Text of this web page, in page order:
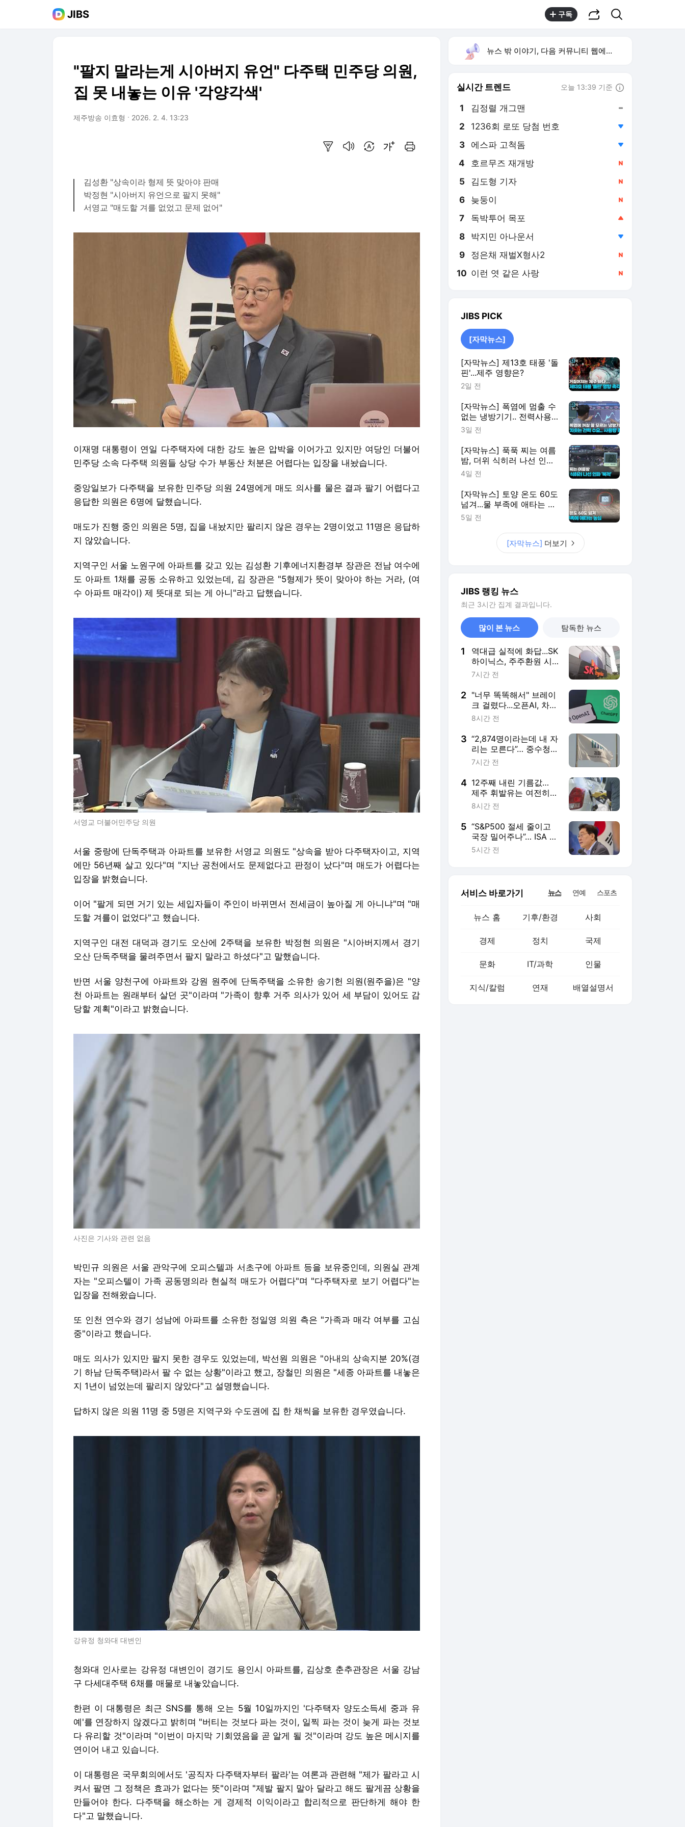
JIBS 구독
"팔지 말라는게 시아버지 유언" 다주택 민주당 의원,
집 못 내놓는 이유 '각양각색'
제주방송 이효형 2026. 2. 4. 13:23
김성환 "상속이라 형제 뜻 맞아야 판매
박정현 "시아버지 유언으로 팔지 못해"
서영교 "매도할 겨를 없었고 문제 없어"
이재명 대통령이 연일 다주택자에 대한 강도 높은 압박을 이어가고 있지만 여당인 더불어
민주당 소속 다주택 의원들 상당 수가 부동산 처분은 어렵다는 입장을 내놨습니다.
중앙일보가 다주택을 보유한 민주당 의원 24명에게 매도 의사를 물은 결과 팔기 어렵다고
응답한 의원은 6명에 달했습니다.
매도가 진행 중인 의원은 5명, 집을 내놨지만 팔리지 않은 경우는 2명이었고 11명은 응답하
지 않았습니다.
지역구인 서울 노원구에 아파트를 갖고 있는 김성환 기후에너지환경부 장관은 전남 여수에
도 아파트 1채를 공동 소유하고 있었는데, 김 장관은 "5형제가 뜻이 맞아야 하는 거라, (여
수 아파트 매각이) 제 뜻대로 되는 게 아니"라고 답했습니다.
서영교 더불어민주당 의원
서울 중랑에 단독주택과 아파트를 보유한 서영교 의원도 "상속을 받아 다주택자이고, 지역
에만 56년째 살고 있다"며 "지난 공천에서도 문제없다고 판정이 났다"며 매도가 어렵다는
입장을 밝혔습니다.
이어 "팔게 되면 거기 있는 세입자들이 주인이 바뀌면서 전세금이 높아질 게 아니냐"며 "매
도할 겨를이 없었다"고 했습니다.
지역구인 대전 대덕과 경기도 오산에 2주택을 보유한 박정현 의원은 "시아버지께서 경기
오산 단독주택을 물려주면서 팔지 말라고 하셨다"고 말했습니다.
반면 서울 양천구에 아파트와 강원 원주에 단독주택을 소유한 송기헌 의원(원주을)은 "양
천 아파트는 원래부터 살던 곳"이라며 "가족이 향후 거주 의사가 있어 세 부담이 있어도 감
당할 계획"이라고 밝혔습니다.
사진은 기사와 관련 없음
박민규 의원은 서울 관악구에 오피스텔과 서초구에 아파트 등을 보유중인데, 의원실 관계
자는 "오피스텔이 가족 공동명의라 현실적 매도가 어렵다"며 "다주택자로 보기 어렵다"는
입장을 전해왔습니다.
또 인천 연수와 경기 성남에 아파트를 소유한 정일영 의원 측은 "가족과 매각 여부를 고심
중"이라고 했습니다.
매도 의사가 있지만 팔지 못한 경우도 있었는데, 박선원 의원은 "아내의 상속지분 20%(경
기 하남 단독주택)라서 팔 수 없는 상황"이라고 했고, 장철민 의원은 "세종 아파트를 내놓은
지 1년이 넘었는데 팔리지 않았다"고 설명했습니다.
답하지 않은 의원 11명 중 5명은 지역구와 수도권에 집 한 채씩을 보유한 경우였습니다.
강유정 청와대 대변인
청와대 인사로는 강유정 대변인이 경기도 용인시 아파트를, 김상호 춘추관장은 서울 강남
구 다세대주택 6채를 매물로 내놓았습니다.
한편 이 대통령은 최근 SNS를 통해 오는 5월 10일까지인 '다주택자 양도소득세 중과 유
예'를 연장하지 않겠다고 밝히며 "버티는 것보다 파는 것이, 일찍 파는 것이 늦게 파는 것보
다 유리할 것"이라며 "이번이 마지막 기회였음을 곧 알게 될 것"이라며 강도 높은 메시지를
연이어 내고 있습니다.
이 대통령은 국무회의에서도 '공직자 다주택자부터 팔라'는 여론과 관련해 "제가 팔라고 시
켜서 팔면 그 정책은 효과가 없다는 뜻"이라며 "제발 팔지 말아 달라고 해도 팔게끔 상황을
만들어야 한다. 다주택을 해소하는 게 경제적 이익이라고 합리적으로 판단하게 해야 한
다"고 말했습니다.
뉴스 밖 이야기, 다음 커뮤니티 웹에서 보기
실시간 트렌드 오늘 13:39 기준
1 김정렬 개그맨
2 1236회 로또 당첨 번호
4 호르무즈 재개방
5 김도형 기자
6 늦둥이
7 독박투어 목포
8 박지민 아나운서
9 정은채 재벌X형사2
10 이런 엿 같은 사랑
JIBS PICK
[자막뉴스]
[자막뉴스] 제13호 태풍 '돌
핀'...제주 영향은?
2일 전
[자막뉴스] 폭염에 멈출 수
없는 냉방기기.. 전력사용
량도 최대치 갈아치워
3일 전
[자막뉴스] 푹푹 찌는 여름
밤, 더위 식히러 나선 인파
'북적'
4일 전
[자막뉴스] 토양 온도 60도
넘겨...물 부족에 애타는 농
심
5일 전
[자막뉴스] 더보기
JIBS 랭킹 뉴스
최근 3시간 집계 결과입니다.
많이 본 뉴스 탐독한 뉴스
1
역대급 실적에 화답...SK
하이닉스, 주주환원 시
점 3분기로 조기 발표
7시간 전
2 "너무 똑똑해서" 브레이
크 걸렸다...오픈AI, 차세
대 모델 '아스트라' 개발
8시간 전
3 “2,874명이라는데 내 자
리는 모른다”… 중수청,
20일까지 고르라는 ‘깜
7시간 전
4 12주째 내린 기름값…
제주 휘발유는 여전히
1,896원
8시간 전
5 “S&P500 절세 줄이고
국장 밀어주나”… ISA 개
편 역풍, 대통령도 제동
5시간 전
서비스 바로가기 뉴스 연예 스포츠
뉴스 홈 기후/환경 사회
경제 정치 국제
문화 IT/과학 인물
지식/칼럼 연재 배열설명서